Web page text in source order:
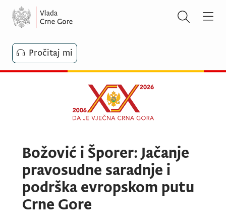
Pročitaj mi
Božović i Šporer: Jačanje
pravosudne saradnje i
podrška evropskom putu
Crne Gore